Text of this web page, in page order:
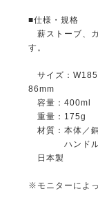
■仕様・規格
薪ストーブ、
す。
サイズ：
86mm
容量：400ml
重量：175g
材質：本体／
ハンドル
日本製
※モニターによ